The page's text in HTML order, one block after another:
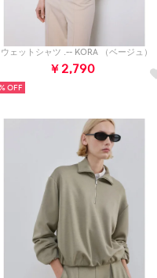
ェットシャツ .-- KORA （ベージュ）
￥2,790